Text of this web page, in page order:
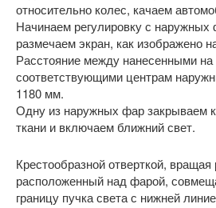
относительно колес, качаем
Начинаем регулировку с
размечаем экран, как изображено
Расстояние между нанесенными на
соответствующими центрам
1180 мм.
Одну из наружных фар закрываем
ткани и включаем ближний свет.
Крестообразной отверткой,
расположенный над фарой,
границу пучка света с нижней